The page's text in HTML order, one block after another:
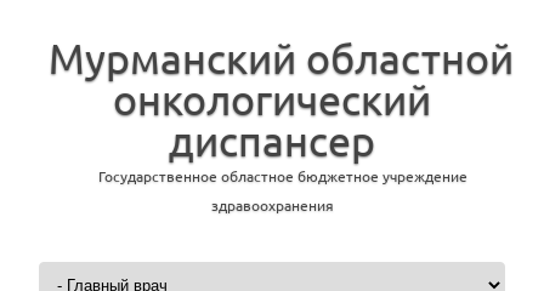
Мурманский областной
онкологический
диспансер
Государственное областное бюджетное учреждение
здравоохранения
Перейти к содержимому